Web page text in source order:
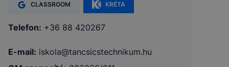
CLASSROOM KRÉTA
Telefon: +36 88 420267
E-mail: iskola@tancsicstechnikum.hu